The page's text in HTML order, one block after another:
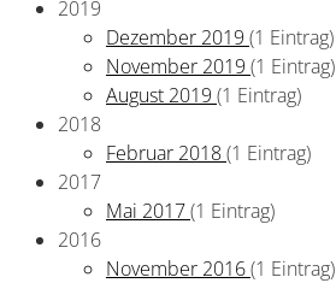
2019
Dezember 2019 (1 Eintrag)
November 2019 (1 Eintrag)
August 2019 (1 Eintrag)
2018
Februar 2018(1 Eintrag)
2017
Mai 2017(1 Eintrag)
2016
November 2016(1 Eintrag)